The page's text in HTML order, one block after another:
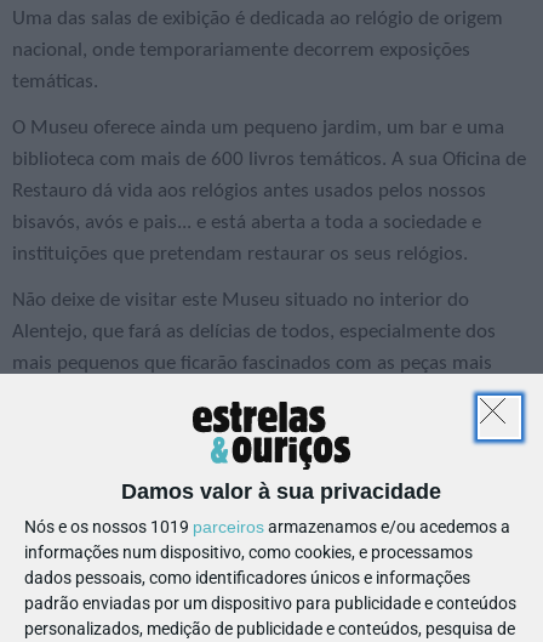
Damos valor à sua privacidade
Nós e os nossos 1019 parceirosarmazenamos e/ou acedemos a
informações num dispositivo, como cookies, e processamos
dados pessoais, como identificadores únicos e informações
padrão enviadas por um dispositivo para publicidade e conteúdos
personalizados, medição de publicidade e conteúdos, pesquisa de
Uma das salas de exibição é dedicada ao relógio de origem
nacional, onde temporariamente decorrem exposições
temáticas.
O Museu oferece ainda um pequeno jardim, um bar e uma
biblioteca com mais de 600 livros temáticos. A sua Oficina de
Restauro dá vida aos relógios antes usados pelos nossos
bisavós, avós e pais... e está aberta a toda a sociedade e
instituições que pretendam restaurar os seus relógios.
Não deixe de visitar este Museu situado no interior do
Alentejo, que fará as delícias de todos, especialmente dos
mais pequenos que ficarão fascinados com as peças mais
antigas do tempo em que os relógios não eram a pilhas.
O museu oferece aos seus visitantes visitas guiadas, com
uma duração de 20' a 45', dependendo do interesse dos
visitantes e do tempo disponível.